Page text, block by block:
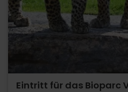
Eintritt für das Bioparc